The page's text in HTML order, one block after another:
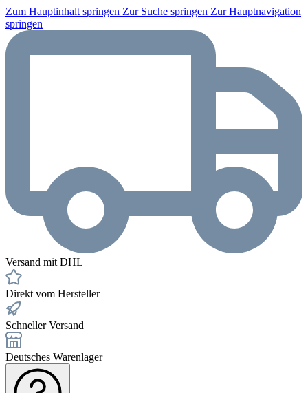
Zum Hauptinhalt springen Zur Suche springen Zur Hauptnavigation
springen
Versand mit DHL
Direkt vom Hersteller
Schneller Versand
Deutsches Warenlager